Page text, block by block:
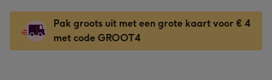
120
x
160
mm
Dimensions:
167
x
€6,49
-
Voor
Pak groots uit met een grote kaart voor € 4
met code GROOT4